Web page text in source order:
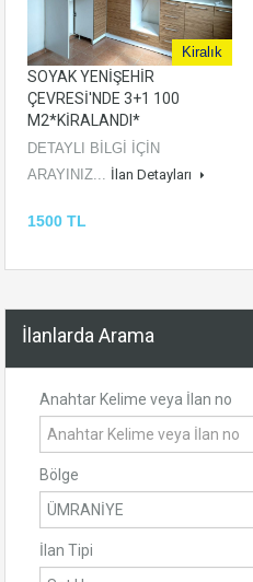
Kiralık
SOYAK YENİŞEHİR
ÇEVRESİ'NDE 3+1 100
M2*KİRALANDI*
DETAYLI BİLGİ İÇİN
ARAYINIZ... İlan Detayları
1500 TL
İlanlarda Arama
Anahtar Kelime veya İlan no
Bölge
İlan Tipi